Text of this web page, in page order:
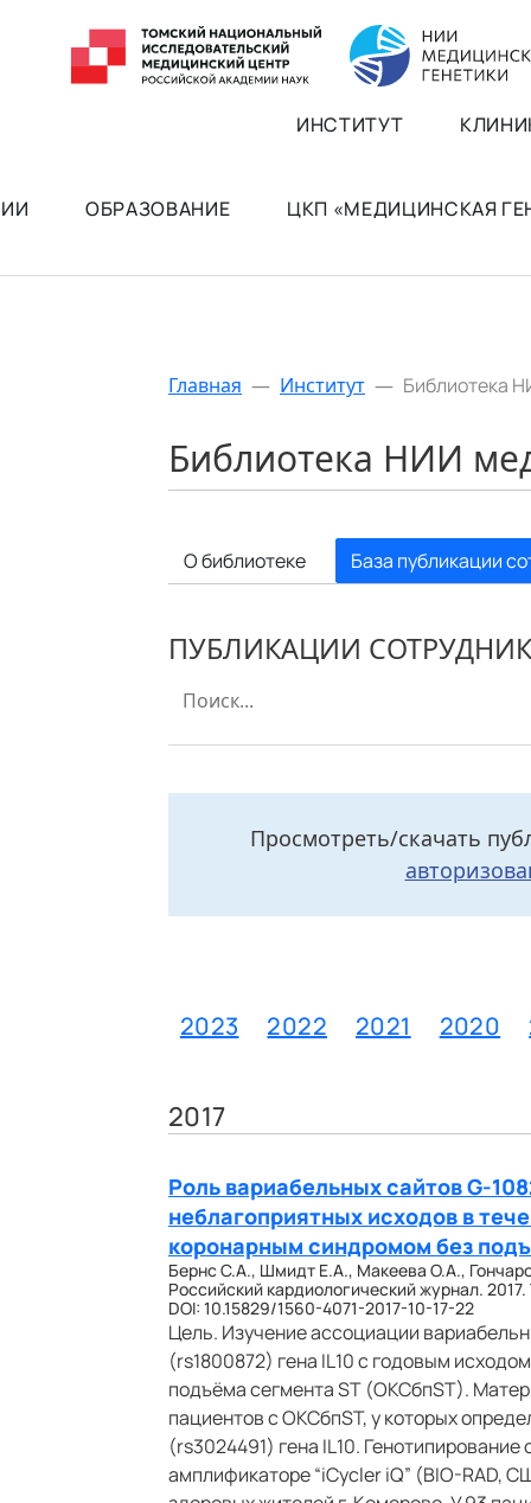
ИНСТИТУТ
ОБРАЗОВАНИЕ ЦКП «МЕДИЦИНСКАЯ
Главная — Институт — Библиотека
Библиотека НИИ
О библиотеке База публикации
ПУБЛИКАЦИИ
Просмотреть/скачать
2023 2022 2021 2020
2017
Роль вариабельных сайтов G-
неблагоприятных исходов в
коронарным синдромом без
Бернс С.А., Шмидт Е.А., Макеева О.А.,
Российский кардиологический журнал.
DOI: 10.15829/1560-4071-2017-10-17-22
Цель. Изучение ассоциации
(rs1800872) гена IL10 с годовым
подъёма сегмента ST (ОКСбпST).
пациентов с ОКСбпST, у которых
(rs3024491) гена IL10.
амплификаторе “iCycler iQ” (BIO-RAD,